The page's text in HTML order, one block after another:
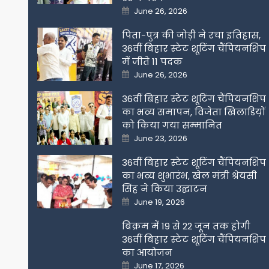
Posted
on
June 26, 2026
पिता-पुत्र की जोड़ी ने रचा इतिहास,
36वीं बिहार स्टेट शूटिंग चैंपियनशिप
में जीते 11 पदक
Posted
on
June 26, 2026
36वीं बिहार स्टेट शूटिंग चैंपियनशिप
का भव्य समापन, विजेता खिलाडिय़ों
को किया गया सम्मानित
Posted
on
June 23, 2026
36वीं बिहार स्टेट शूटिंग चैंपियनशिप
का भव्य शुभारंभ, खेल मंत्री श्रेयसी
सिंह ने किया उद्घाटन
Posted
on
June 19, 2026
बिक्रम में 19 से 22 जून तक होगी
36वीं बिहार स्टेट शूटिंग चैंपियनशिप
का आयोजन
Posted
June 17, 2026